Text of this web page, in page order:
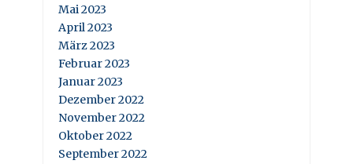
Mai 2023
April 2023
März 2023
Februar 2023
Januar 2023
Dezember 2022
November 2022
Oktober 2022
September 2022